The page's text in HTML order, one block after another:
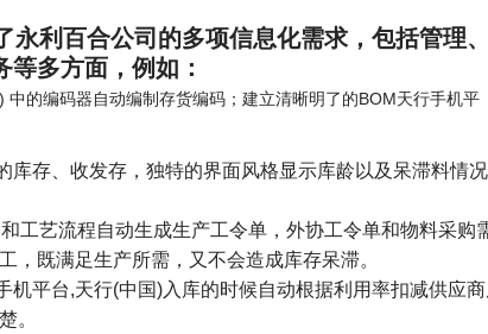
利百合公司的多项信息化需求，包括管理、
多方面，例如：
的编码器自动编制存货编码；建立清晰明了的BOM天行手机平
存、收发存，独特的界面风格显示库龄以及呆滞料情况
工艺流程自动生成生产工令单，外协工令单和物料采购
，既满足生产所需，又不会造成库存呆滞。
平台,天行(中国)入库的时候自动根据利用率扣减供应
。